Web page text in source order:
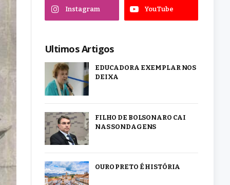
Instagram YouTube
Ultimos Artigos
EDUCADORA EXEMPLAR NOS
DEIXA
FILHO DE BOLSONARO CAI
NAS SONDAGENS
OURO PRETO É HISTÓRIA